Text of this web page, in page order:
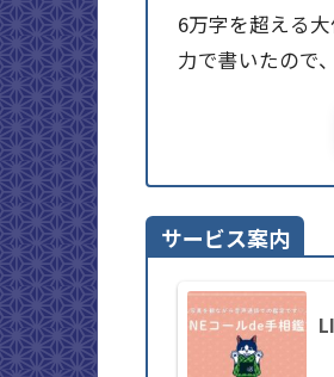
6万字を超える
力で書いたので
サービス案内